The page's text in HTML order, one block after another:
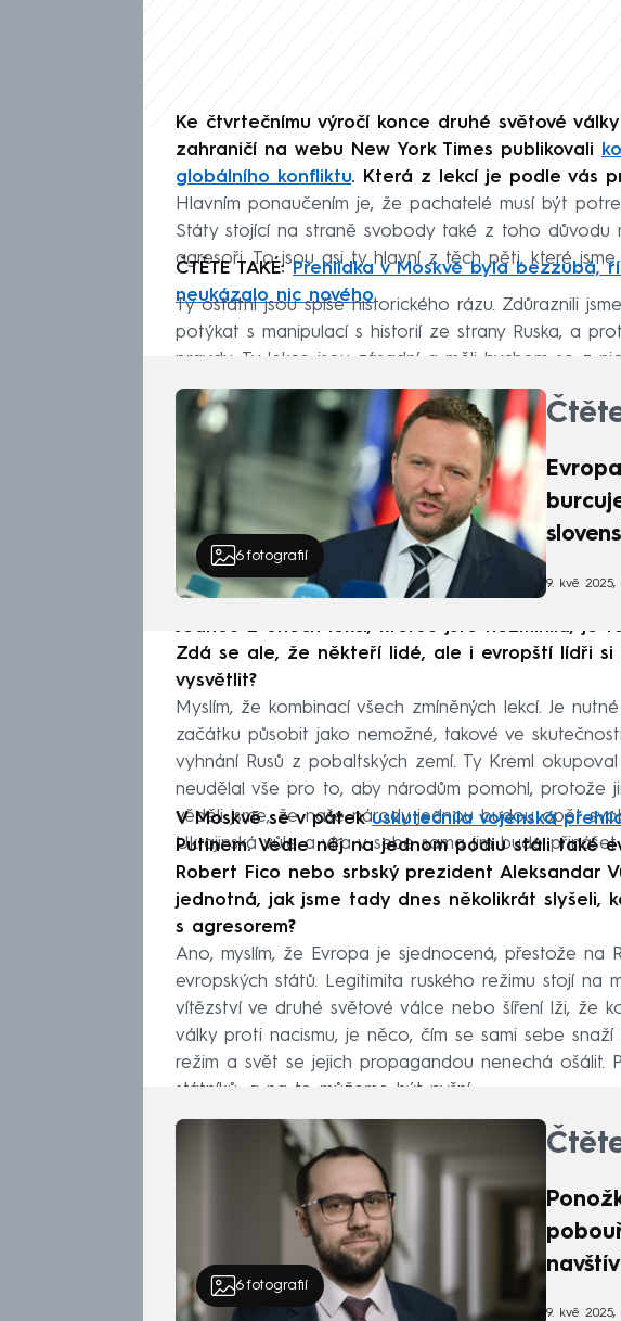
Ke čtvrtečnímu výročí konce druhé světové
zahraničí na webu New York Times publikovali
globálního konfliktu. Která z lekcí je podle vás
Hlavním ponaučením je, že pachatelé musí být
Státy stojící na straně svobody také z toho důvodu
agresoři. To jsou asi ty hlavní z těch pěti, které jsme
ČTĚTE TAKÉ:Přehlídka v Moskvě byla bezzubá,
neukázalo nic nového
Ty ostatní jsou spíše historického rázu. Zdůraznili
potýkat s manipulací s historií ze strany Ruska, a
pravdu. Ty lekce jsou zásadní a měli bychom se z
6fotografií
9. kvě 2025,
Jednou z oněch lekcí, kterou jste nezmínila, je
Zdá se ale, že někteří lidé, ale i evropští lídři si
vysvětlit?
Myslím, že kombinací všech zmíněných lekcí. Je
začátku působit jako nemožné, takové ve
vyhnání Rusů z pobaltských zemí. Ty Kreml
neudělal vše pro to, aby národům pomohl, protože
věděli jsme, že naše národy jednou budou opět
Ukrajinská vůle a víra v sebe sama jim bude
V Moskvě se v pátekuskutečnila vojenská
Putinem. Vedle něj na jednom pódiu stáli také
Robert Fico nebo srbský prezident Aleksandar
jednotná, jak jsme tady dnes několikrát slyšeli,
s agresorem?
Ano, myslím, že Evropa je sjednocená, přestože na
evropských států. Legitimita ruského režimu stojí na
vítězství ve druhé světové válce nebo šíření lži, že
války proti nacismu, je něco, čím se sami sebe
režim a svět se jejich propagandou nenechá ošálit.
státníků, a na to můžeme být pyšní.
6fotografií
9. kvě 2025,